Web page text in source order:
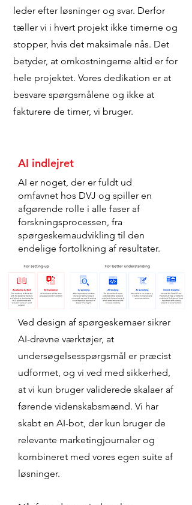
leder efter løsninger og svar. Derfor
tæller vi i hvert projekt ikke timerne og
stopper, hvis det maksimale nås. Det
betyder, at omkostningerne altid er for
hele projektet. Vores dedikation er at
besvare spørgsmålene og ikke at
fakturere de timer, vi bruger.
AI indlejret
AI er noget, der er fuldt ud
omfavnet hos DVJ og spiller en
afgørende rolle i alle faser af
forskningsprocessen, fra
spørgeskemaudvikling til den
endelige fortolkning af resultater.
Ved design af spørgeskemaer sikrer
AI-drevne værktøjer, at
undersøgelsesspørgsmål er præcist
udformet, og vi ved med sikkerhed,
at vi kun bruger validerede skalaer af
førende videnskabsmænd. Vi har
skabt en AI-bot, der kun bruger de
relevante marketingjournaler og
kombineret med vores egen suite af
løsninger.